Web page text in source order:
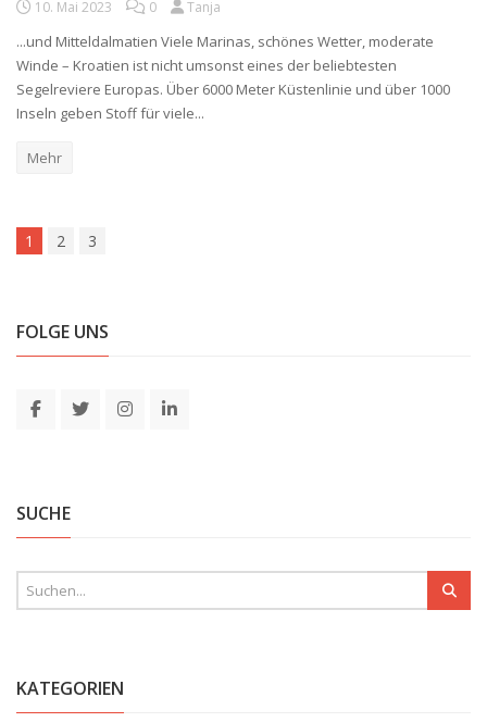
10. Mai 2023 0 Tanja
...und Mitteldalmatien Viele Marinas, schönes Wetter, moderate
Winde – Kroatien ist nicht umsonst eines der beliebtesten
Segelreviere Europas. Über 6000 Meter Küstenlinie und über 1000
Inseln geben Stoff für viele...
Mehr
1 2 3
FOLGE UNS
SUCHE
KATEGORIEN